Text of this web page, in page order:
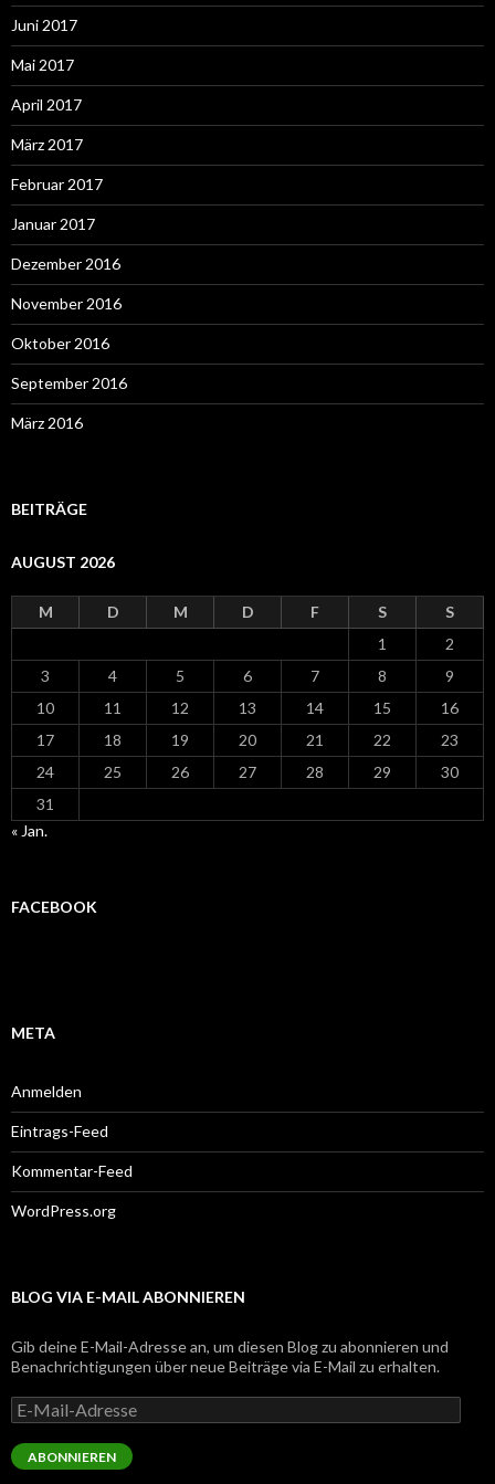
Juni 2017
Mai 2017
April 2017
März 2017
Februar 2017
Januar 2017
Dezember 2016
November 2016
Oktober 2016
September 2016
März 2016
BEITRÄGE
AUGUST 2026
M D M D F S
S
1
2
3
4 5 6 7 8
9
10
11 12 13 14 15
16
17
18 19 20 21 22
23
24
25 26 27 28 29
30
31
« Jan.
FACEBOOK
META
Anmelden
Eintrags-Feed
Kommentar-Feed
WordPress.org
BLOG VIA E-MAIL ABONNIEREN
Gib deine E-Mail-Adresse an, um diesen Blog zu abonnieren und
Benachrichtigungen über neue Beiträge via E-Mail zu erhalten.
E-
Mail-
Adresse
ABONNIEREN